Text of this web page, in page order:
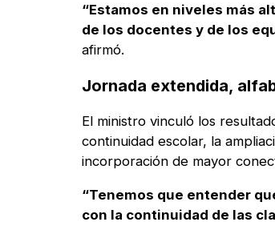
“Estamos en niveles más
de los docentes y de los
afirmó.
Jornada extendida,
El ministro vinculó los
continuidad escolar, la
incorporación de mayor
“Tenemos que entender
con la continuidad de las